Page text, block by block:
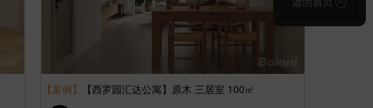
【案例】 【西罗园汇达公寓】原木 三居室 100㎡